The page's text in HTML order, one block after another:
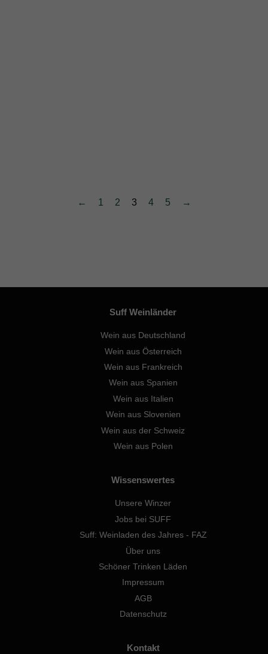
← 1 2 3 4 5 →
Suff Weinländer
Wein aus Deutschland
Wein aus Österreich
Wein aus Frankreich
Wein aus Spanien
Wein aus Italien
Wein aus Slovenien
Wein aus der Schweiz
Wein aus Polen
Wissenswertes
Unsere Winzer
Jobs bei SUFF
Suff: Weinladen des Jahres - FAZ
Über uns
Schöner Trinken Läden
Impressum
AGB
Datenschutz
Kontakt